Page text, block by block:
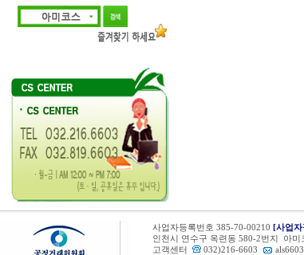
사업자등록번호 385-70-00210 [사업
인천시 연수구 옥련동 580-2번지 아
고객센터
032)216-6603